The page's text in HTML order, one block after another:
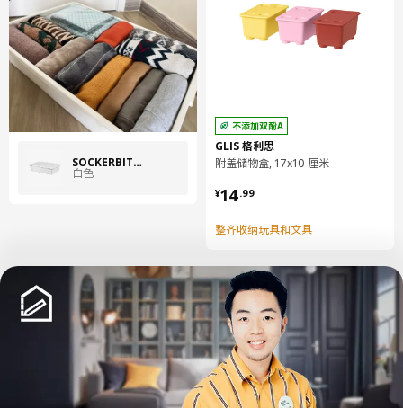
SOCKERBIT 索克比
白色
不添加双酚A
GLIS 格利思
附盖储物盒, 17x10 厘米
¥14.99
¥ 14.99
整齐收纳玩具和文具
中文 English